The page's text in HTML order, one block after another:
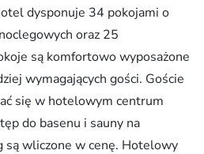
dysponuje 34 pokojami o
oraz 25
są komfortowo wyposażone
wymagających gości. Goście
się w hotelowym centrum
do basenu i sauny na
są wliczone w cenę. Hotelowy